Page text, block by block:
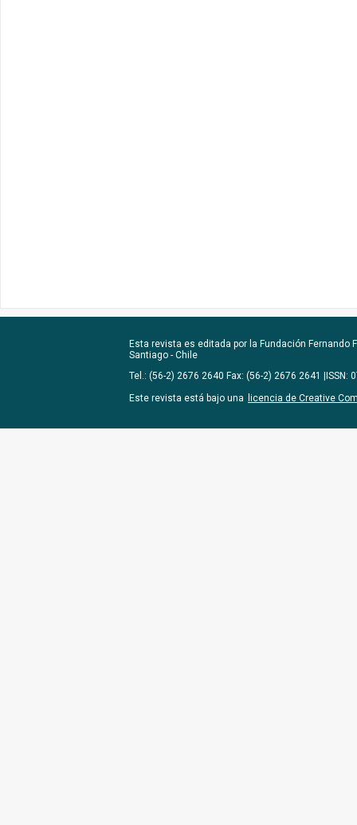
Esta revista es editada por la Fundación Fernando
Santiago - Chile
Tel.: (56-2) 2676 2640 Fax: (56-2) 2676 2641 |ISSN:
Este revista está bajo una
licencia de Creative